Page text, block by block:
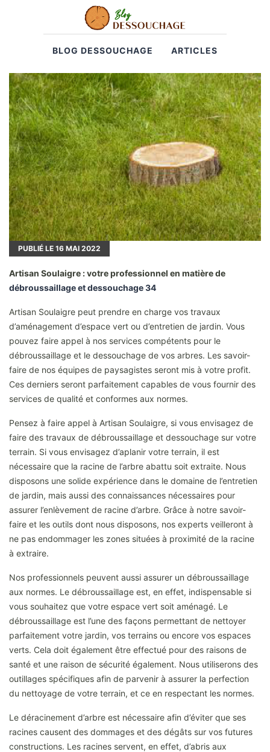
BLOG DESSOUCHAGE ARTICLES
PUBLIÉ LE 16 MAI 2022
Artisan Soulaigre : votre professionnel en matière de
débroussaillage et dessouchage 34
Artisan Soulaigre peut prendre en charge vos travaux
d’aménagement d’espace vert ou d’entretien de jardin. Vous
pouvez faire appel à nos services compétents pour le
débroussaillage et le dessouchage de vos arbres. Les savoir-
faire de nos équipes de paysagistes seront mis à votre profit.
Ces derniers seront parfaitement capables de vous fournir des
services de qualité et conformes aux normes.
Pensez à faire appel à Artisan Soulaigre, si vous envisagez de
faire des travaux de débroussaillage et dessouchage sur votre
terrain. Si vous envisagez d’aplanir votre terrain, il est
nécessaire que la racine de l’arbre abattu soit extraite. Nous
disposons une solide expérience dans le domaine de l’entretien
de jardin, mais aussi des connaissances nécessaires pour
assurer l’enlèvement de racine d’arbre. Grâce à notre savoir-
faire et les outils dont nous disposons, nos experts veilleront à
ne pas endommager les zones situées à proximité de la racine
à extraire.
Nos professionnels peuvent aussi assurer un débroussaillage
aux normes. Le débroussaillage est, en effet, indispensable si
vous souhaitez que votre espace vert soit aménagé. Le
débroussaillage est l’une des façons permettant de nettoyer
parfaitement votre jardin, vos terrains ou encore vos espaces
verts. Cela doit également être effectué pour des raisons de
santé et une raison de sécurité également. Nous utiliserons des
outillages spécifiques afin de parvenir à assurer la perfection
du nettoyage de votre terrain, et ce en respectant les normes.
Le déracinement d’arbre est nécessaire afin d’éviter que ses
racines causent des dommages et des dégâts sur vos futures
constructions. Les racines servent, en effet, d’abris aux